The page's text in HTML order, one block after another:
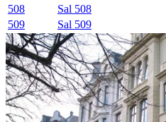
508
Sal 508
509
Sal 509